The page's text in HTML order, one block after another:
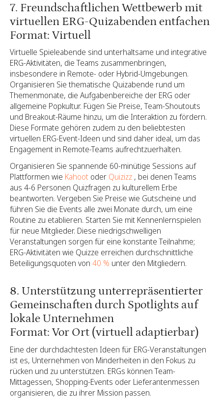
7. Freundschaftlichen Wettbewerb mit
virtuellen ERG-Quizabenden entfachen
Format: Virtuell
Virtuelle Spieleabende sind unterhaltsame und integrative
ERG-Aktivitäten, die Teams zusammenbringen,
insbesondere in Remote- oder Hybrid-Umgebungen.
Organisieren Sie thematische Quizabende rund um
Themenmonate, die Aufgabenbereiche der ERG oder
allgemeine Popkultur. Fügen Sie Preise, Team-Shoutouts
und Breakout-Räume hinzu, um die Interaktion zu fördern.
Diese Formate gehören zudem zu den beliebtesten
virtuellen ERG-Event-Ideen und sind daher ideal, um das
Engagement in Remote-Teams aufrechtzuerhalten.
Organisieren Sie spannende 60-minütige Sessions auf
Plattformen wie Kahoot oder Quizizz , bei denen Teams
aus 4-6 Personen Quizfragen zu kulturellem Erbe
beantworten. Vergeben Sie Preise wie Gutscheine und
führen Sie die Events alle zwei Monate durch, um eine
Routine zu etablieren. Starten Sie mit Kennenlernspielen
für neue Mitglieder. Diese niedrigschwelligen
Veranstaltungen sorgen für eine konstante Teilnahme;
ERG-Aktivitäten wie Quizze erreichen durchschnittliche
Beteiligungsquoten von 40 % unter den Mitgliedern.
8. Unterstützung unterrepräsentierter
Gemeinschaften durch Spotlights auf
lokale Unternehmen
Format: Vor Ort (virtuell adaptierbar)
Eine der durchdachtesten Ideen für ERG-Veranstaltungen
ist es, Unternehmen von Minderheiten in den Fokus zu
rücken und zu unterstützen. ERGs können Team-
Mittagessen, Shopping-Events oder Lieferantenmessen
organisieren, die zu ihrer Mission passen.